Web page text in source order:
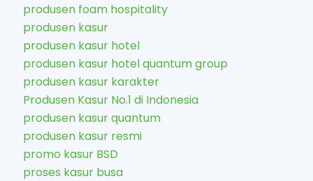
produsen foam hospitality
produsen kasur
produsen kasur hotel
produsen kasur hotel quantum group
produsen kasur karakter​
Produsen Kasur No.1 di Indonesia
produsen kasur quantum
produsen kasur resmi
promo kasur BSD
proses kasur busa